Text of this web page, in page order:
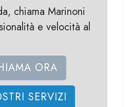
chiama Marinoni
e velocità al
ORA
SERVIZI